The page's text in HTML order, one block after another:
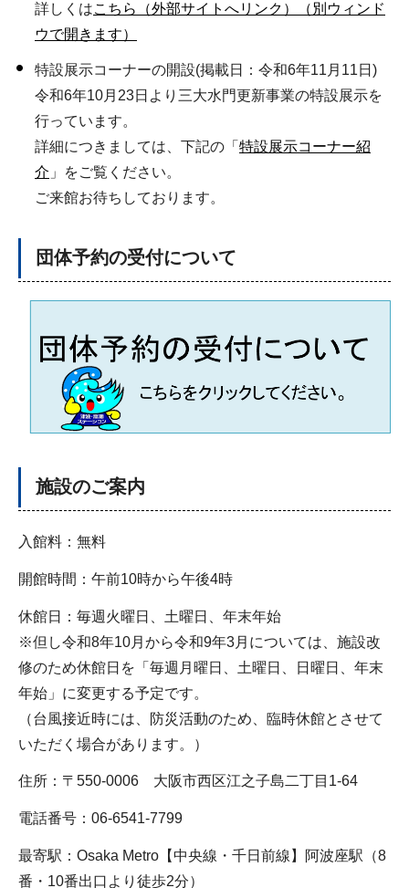
詳しくはこちら（外部サイトへリンク）（別ウィンド
ウで開きます）
特設展示コーナーの開設(掲載日：令和6年11月11日)
令和6年10月23日より三大水門更新事業の特設展示を
行っています。
詳細につきましては、下記の「 特設展示コーナー紹
介 」をご覧ください。
ご来館お待ちしております。
団体予約の受付について
施設のご案内
入館料：無料
開館時間：午前10時から午後4時
休館日：毎週火曜日、土曜日、年末年始
※但し令和8年10月から令和9年3月については、施設改
修のため休館日を「毎週月曜日、土曜日、日曜日、年末
年始」に変更する予定です。
（台風接近時には、防災活動のため、臨時休館とさせて
いただく場合があります。）
住所：〒550-0006 大阪市西区江之子島二丁目1-64
電話番号：06-6541-7799
最寄駅：Osaka Metro【中央線・千日前線】阿波座駅（8
番・10番出口より徒歩2分）